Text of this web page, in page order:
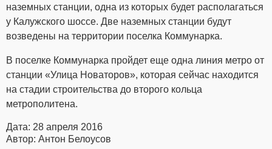
наземных станции, одна из которых будет располагаться
у Калужского шоссе. Две наземных станции будут
возведены на территории поселка Коммунарка.
В поселке Коммунарка пройдет еще одна линия метро от
станции «Улица Новаторов», которая сейчас находится
на стадии строительства до второго кольца
метрополитена.
Дата: 28 апреля 2016
Автор: Антон Белоусов